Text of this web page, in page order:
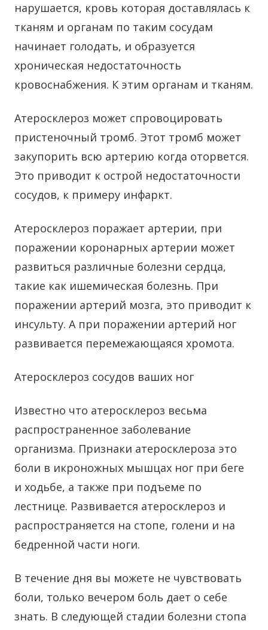
нарушается, кровь которая доставлялась к
тканям и органам по таким сосудам
начинает голодать, и образуется
хроническая недостаточность
кровоснабжения. К этим органам и тканям.
Атеросклероз может спровоцировать
пристеночный тромб. Этот тромб может
закупорить всю артерию когда оторвется.
Это приводит к острой недостаточности
сосудов, к примеру инфаркт.
Атеросклероз поражает артерии, при
поражении коронарных артерии может
развиться различные болезни сердца,
такие как ишемическая болезнь. При
поражении артерий мозга, это приводит к
инсульту. А при поражении артерий ног
развивается перемежающаяся хромота.
Атеросклероз сосудов ваших ног
Известно что атеросклероз весьма
распространенное заболевание
организма. Признаки атеросклероза это
боли в икроножных мышцах ног при беге
и ходьбе, а также при подъеме по
лестнице. Развивается атеросклероз и
распространяется на стопе, голени и на
бедренной части ноги.
В течение дня вы можете не чувствовать
боли, только вечером боль дает о себе
знать. В следующей стадии болезни стопа